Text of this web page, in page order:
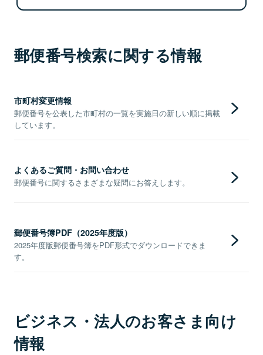
郵便番号検索に関する情報
市町村変更情報
郵便番号を公表した市町村の一覧を実施日の新しい順に掲載
しています。
よくあるご質問・お問い合わせ
郵便番号に関するさまざまな疑問にお答えします。
郵便番号簿PDF（2025年度版）
2025年度版郵便番号簿をPDF形式でダウンロードできま
す。
ビジネス・法人のお客さま向け
情報